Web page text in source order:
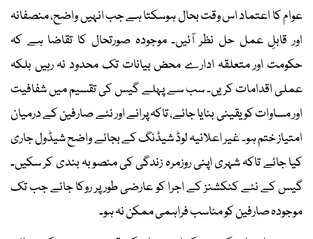
عوام کا اعتماد اس وقت بحال ہوسکتا ہے جب انہیں واضح، منصفانہ
اور قابلِ عمل حل نظر آئیں۔ موجودہ صورتحال کا تقاضا ہے کہ
حکومت اور متعلقہ ادارے محض بیانات تک محدود نہ رہیں بلکہ
عملی اقدامات کریں۔ سب سے پہلے گیس کی تقسیم میں شفافیت
اور مساوات کو یقینی بنایا جائے، تاکہ پرانے اور نئے صارفین کے درمیان
امتیاز ختم ہو۔ غیر اعلانیہ لوڈ شیڈنگ کے بجائے واضح شیڈول جاری
کیا جائے تاکہ شہری اپنی روزمرہ زندگی کی منصوبہ بندی کر سکیں۔
گیس کے نئے کنکشنز کے اجرا کو عارضی طور پر روکا جائے جب تک
موجودہ صارفین کو مناسب فراہمی ممکن نہ ہو۔